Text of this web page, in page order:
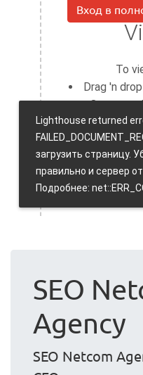
Вход в
SEO
Agency
SEO Netcom